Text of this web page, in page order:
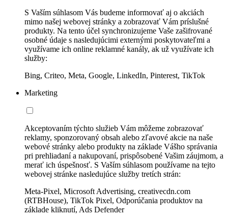
S Vaším súhlasom Vás budeme informovať aj o akciách
mimo našej webovej stránky a zobrazovať Vám príslušné
produkty. Na tento účel synchronizujeme Vaše zašifrované
osobné údaje s nasledujúcimi externými poskytovateľmi a
využívame ich online reklamné kanály, ak už využívate ich
služby:
Bing, Criteo, Meta, Google, LinkedIn, Pinterest, TikTok
Marketing
Akceptovaním týchto služieb Vám môžeme zobrazovať
reklamy, sponzorovaný obsah alebo zľavové akcie na naše
webové stránky alebo produkty na základe Vášho správania
pri prehliadaní a nakupovaní, prispôsobené Vašim záujmom, a
merať ich úspešnosť. S Vaším súhlasom používame na tejto
webovej stránke nasledujúce služby tretích strán:
Meta-Pixel, Microsoft Advertising, creativecdn.com
(RTBHouse), TikTok Pixel, Odporúčania produktov na
základe kliknutí, Ads Defender